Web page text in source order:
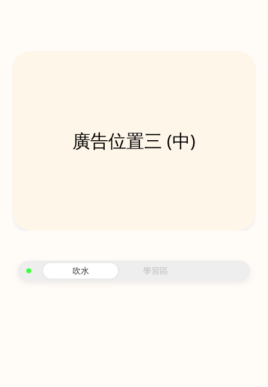
廣告位置三 (中)
吹水 學習區